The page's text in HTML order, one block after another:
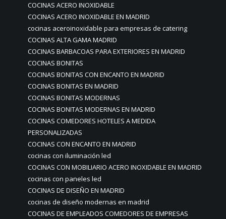
COCINAS ACERO INOXIDABLE
COCINAS ACERO INOXIDABLE EN MADRID
cocinas aceroinoxidable para empresas de catering
COCINAS ALTA GAMA MADRID
COCINAS BARBACOAS PARA EXTERIORES EN MADRID
COCINAS BONITAS
COCINAS BONITAS CON ENCANTO EN MADRID
COCINAS BONITAS EN MADRID
COCINAS BONITAS MODERNAS
COCINAS BONITAS MODERNAS EN MADRID
COCINAS COMEDORES HOTELES A MEDIDA
PERSONALIZADAS
COCINAS CON ENCANTO EN MADRID
cocinas con iluminación led
COCINAS CON MOBILIARIO ACERO INOXIDABLE EN MADRID
cocinas con paneles led
COCINAS DE DISEÑO EN MADRID
cocinas de diseño modernas en madrid
COCINAS DE EMPLEADOS COMEDORES DE EMPRESAS